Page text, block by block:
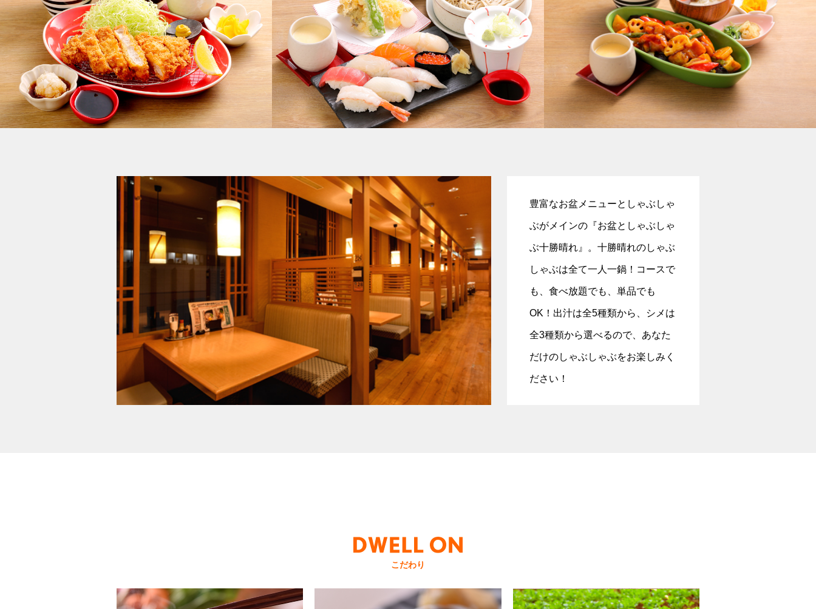
豊富なお盆メニューとしゃぶしゃ
ぶがメインの『お盆としゃぶしゃ
ぶ十勝晴れ』。十勝晴れのしゃぶ
しゃぶは全て一人一鍋！コースで
も、食べ放題でも、単品でも
OK！出汁は全5種類から、シメは
全3種類から選べるので、あなた
だけのしゃぶしゃぶをお楽しみく
ださい！
こだわり